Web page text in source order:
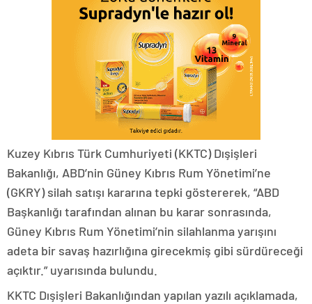
Kuzey Kıbrıs Türk Cumhuriyeti (KKTC) Dışişleri
Bakanlığı, ABD’nin Güney Kıbrıs Rum Yönetimi’ne
(GKRY) silah satışı kararına tepki göstererek, “ABD
Başkanlığı tarafından alınan bu karar sonrasında,
Güney Kıbrıs Rum Yönetimi’nin silahlanma yarışını
adeta bir savaş hazırlığına girecekmiş gibi sürdüreceği
açıktır.” uyarısında bulundu.
KKTC Dışişleri Bakanlığından yapılan yazılı açıklamada,